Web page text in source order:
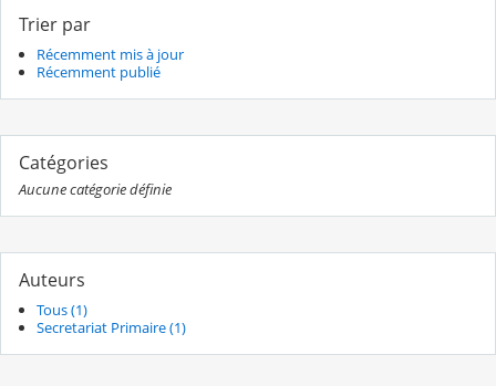
Trier par
Récemment mis à jour
Récemment publié
Catégories
Aucune catégorie définie
Auteurs
Tous (1)
Secretariat Primaire (1)